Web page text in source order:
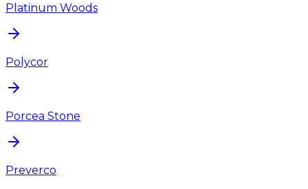
Platinum Woods
Polycor
Porcea Stone
Preverco